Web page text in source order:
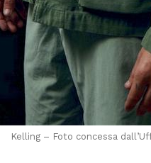
Kelling – Foto concessa